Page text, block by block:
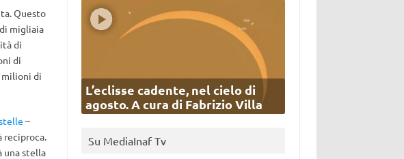
Questo
migliaia
di
di
milioni di
–
reciproca.
una stella
L’eclisse cadente, nel cielo di
agosto. A cura di Fabrizio Villa
Su MediaInaf Tv